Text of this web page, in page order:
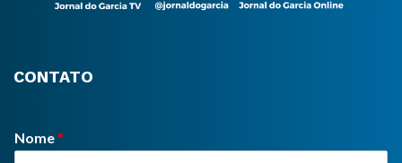
CONTATO
Nome*